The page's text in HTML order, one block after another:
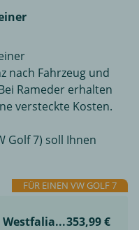
nach Fahrzeug und
Rameder erhalten
versteckte Kosten.
Golf 7) soll Ihnen
FÜR EINEN VW GOLF 7
353,99 €